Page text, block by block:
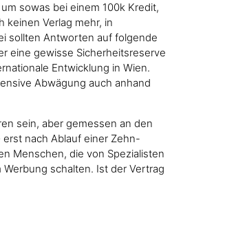
sowas bei einem 100k Kredit,
keinen Verlag mehr, in
sollten Antworten auf folgende
eine gewisse Sicherheitsreserve
Entwicklung in Wien.
Abwägung auch anhand
sein, aber gemessen an den
nach Ablauf einer Zehn-
Menschen, die von Spezialisten
schalten. Ist der Vertrag